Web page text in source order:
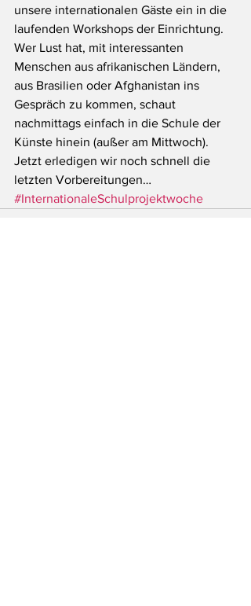
unsere internationalen Gäste ein in die
laufenden Workshops der Einrichtung.
Wer Lust hat, mit interessanten
Menschen aus afrikanischen Ländern,
aus Brasilien oder Afghanistan ins
Gespräch zu kommen, schaut
nachmittags einfach in die Schule der
Künste hinein (außer am Mittwoch).
Jetzt erledigen wir noch schnell die
letzten Vorbereitungen…
#InternationaleSchulprojektwoche